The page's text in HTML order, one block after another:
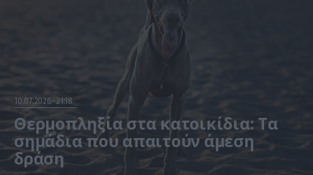
10.07.2026 21:18
Θερμοπληξία στα κατοικίδια: Τα
σημάδια που απαιτούν άμεση
δράση